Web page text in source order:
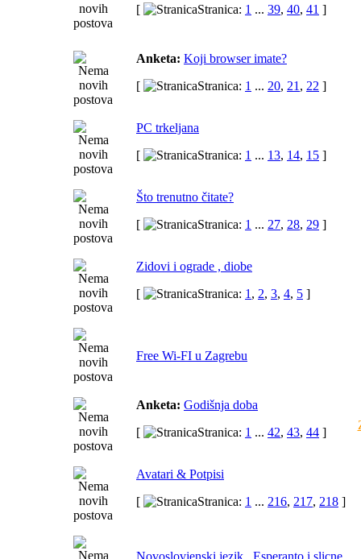
[
Stranica: 1 ... 39, 40, 41 ]
Anketa: Koji browser imate?
[
Stranica: 1 ... 20, 21 , 22 ]
PC trkeljana
[
Stranica: 1 ... 13, 14, 15 ]
Što trenutno čitate?
[
Stranica: 1 ... 27, 28, 29 ]
Zidovi i ograde , diobe
[
Stranica: 1 , 2, 3, 4, 5 ]
Free Wi-FI u Zagrebu
Anketa: Godišnja doba
[
Stranica: 1 ... 42, 43, 44 ]
Avatari & Potpisi
[
Stranica: 1 ... 216, 217, 218 ]
Novoslovjenski jezik , Esperanto i slicne